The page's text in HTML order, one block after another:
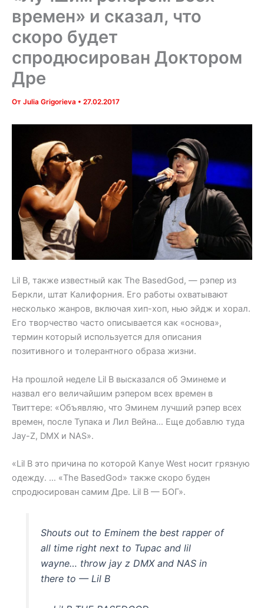
времен» и сказал, что
скоро будет
спродюсирован Доктором
Дре
От Julia Grigorieva • 27.02.2017
Lil B, также известный как The BasedGod, — рэпер из
Беркли, штат Калифорния. Его работы охватывают
несколько жанров, включая хип-хоп, нью эйдж и хорал.
Его творчество часто описывается как «основа»,
термин который используется для описания
позитивного и толерантного образа жизни.
На прошлой неделе Lil B высказался об Эминеме и
назвал его величайшим рэпером всех времен в
Твиттере: «Объявляю, что Эминем лучший рэпер всех
времен, после Тупака и Лил Вейна… Еще добавлю туда
Jay-Z, DMX и NAS».
«Lil B это причина по которой Kanye West носит грязную
одежду. … «The BasedGod» также скоро буден
спродюсирован самим Дре. Lil B — БОГ».
Shouts out to Eminem the best rapper of
all time right next to Tupac and lil
wayne… throw jay z DMX and NAS in
there to — Lil B